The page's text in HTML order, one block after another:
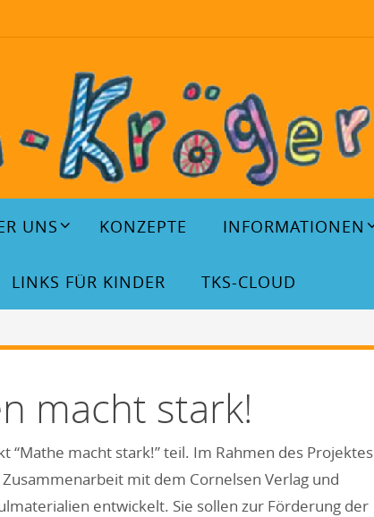
UNS KONZEPTE INFORMATIONEN
LINKS FÜR KINDER TKS-CLOUD
macht stark!
macht stark!” teil. Im Rahmen des Projektes
mit dem Cornelsen Verlag und
entwickelt. Sie sollen zur Förderung der